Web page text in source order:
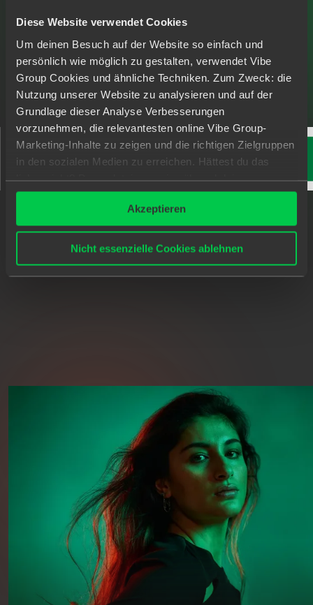
Diese Website verwendet Cookies
Um deinen Besuch auf der Website so einfach und
persönlich wie möglich zu gestalten, verwendet Vibe
Group Cookies und ähnliche Techniken. Zum Zweck: die
Nutzung unserer Website zu analysieren und auf der
Grundlage dieser Analyse Verbesserungen
vorzunehmen, die relevantesten online Vibe Group-
Marketing-Inhalte zu zeigen und die richtigen Zielgruppen
in den sozialen Medien zu erreichen. Hättest du das
lieber nicht? Dann platzieren wir während deines
Besuchs nur wesentliche und statistische Cookies.
Möchtest du mehr wissen? Klicke oben auf „Details“ oder
lies unserDatenschutzerklärung.
Akzeptieren
Nicht essenzielle Cookies ablehnen
GROSS E AUSWAHL AN
ARBEITGEBERN.
Von Start-ups bis Multinationals – unser Netzwerk
hat sie alle. Hier eine Auswahl unserer Partner.